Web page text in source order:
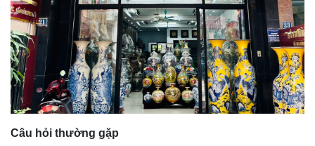
Câu hỏi thường gặp